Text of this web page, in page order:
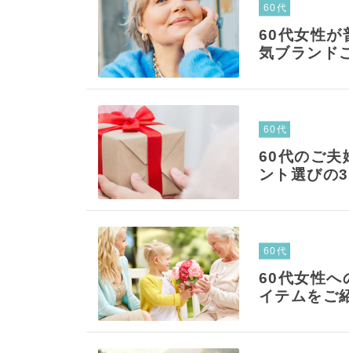
60代
60代女性が
気ブランド
60代
60代のご夫
ント選びの
60代
60代女性へ
イテムをご